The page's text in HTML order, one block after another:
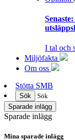
Senaste:
I tal och
Miljöfakta
Om oss
Stötta SMB
Sök
Sök
Sparade inlägg
Sparade inlägg
Mina sparade inlägg